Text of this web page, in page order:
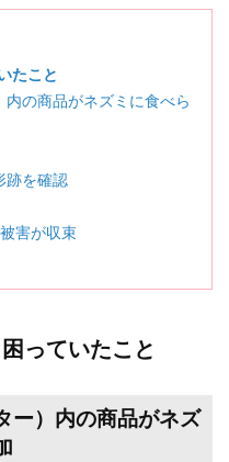
たこと
の商品がネズミに食べら
跡を確認
害が収束
っていたこと
ー）内の商品がネズ